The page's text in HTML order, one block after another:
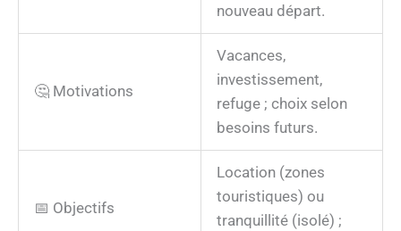
nouveau départ.
🤔 Motivations
Vacances,
investissement,
refuge ; choix selon
besoins futurs.
📅 Objectifs
Location (zones
touristiques) ou
tranquillité (isolé) ;